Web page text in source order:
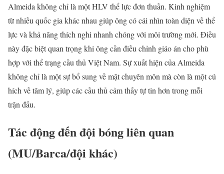
Almeida không chỉ là một HLV thể lực đơn thuần. Kinh nghiệm
từ nhiều quốc gia khác nhau giúp ông có cái nhìn toàn diện về thể
lực và khả năng thích nghi nhanh chóng với môi trường mới. Điều
này đặc biệt quan trọng khi ông cần điều chỉnh giáo án cho phù
hợp với thể trạng cầu thủ Việt Nam. Sự xuất hiện của Almeida
không chỉ là một sự bổ sung về mặt chuyên môn mà còn là một cú
hích về tâm lý, giúp các cầu thủ cảm thấy tự tin hơn trong mỗi
trận đấu.
Tác động đến đội bóng liên quan
(MU/Barca/đội khác)